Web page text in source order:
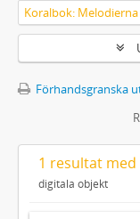
Förhandsgranska
1 resultat
digitala objekt